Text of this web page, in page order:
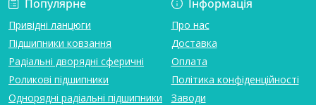
Популярне
Привідні ланцюги
Підшипники ковзання
Радіальні дворядні сферичні
Роликові підшипники
Однорядні радіальні підшипники
Інформація
Про нас
Доставка
Оплата
Політика конфіденційності
Заводи